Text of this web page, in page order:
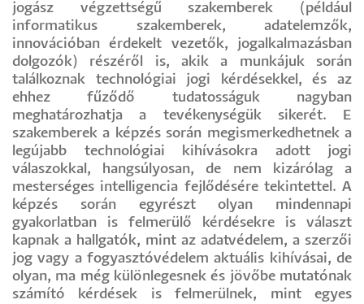
jogász végzettségű szakemberek (például
informatikus szakemberek, adatelemzők,
innovációban érdekelt vezetők, jogalkalmazásban
dolgozók) részéről is, akik a munkájuk során
találkoznak technológiai jogi kérdésekkel, és az
ehhez fűződő tudatosságuk nagyban
meghatározhatja a tevékenységük sikerét. E
szakemberek a képzés során megismerkedhetnek a
legújabb technológiai kihívásokra adott jogi
válaszokkal, hangsúlyosan, de nem kizárólag a
mesterséges intelligencia fejlődésére tekintettel. A
képzés során egyrészt olyan mindennapi
gyakorlatban is felmerülő kérdésekre is választ
kapnak a hallgatók, mint az adatvédelem, a szerzői
jog vagy a fogyasztóvédelem aktuális kihívásai, de
olyan, ma még különlegesnek és jövőbe mutatónak
számító kérdések is felmerülnek, mint egyes